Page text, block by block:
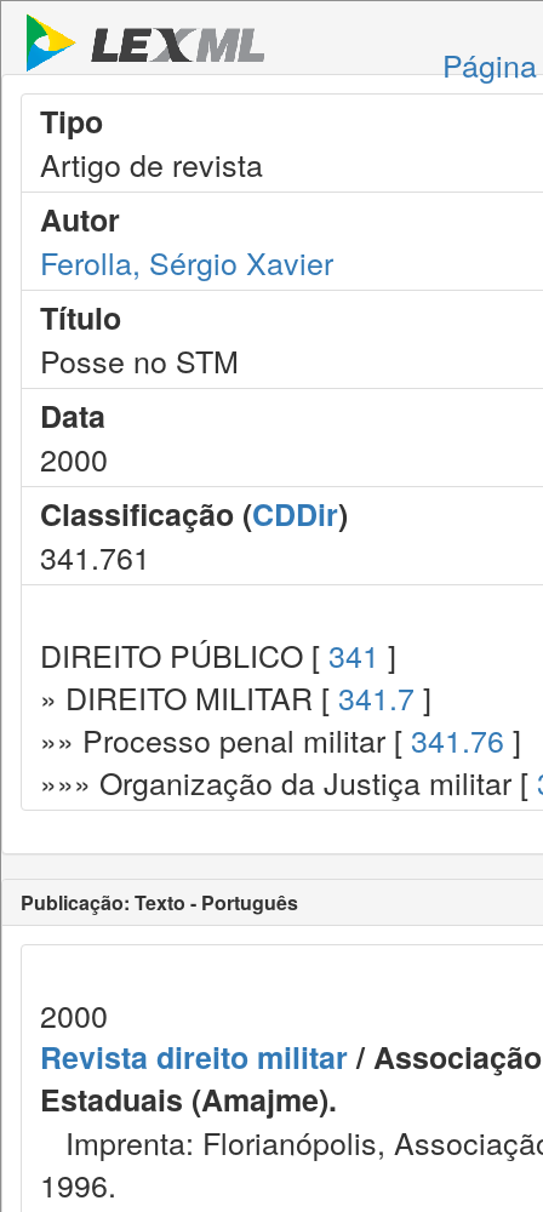
Tipo
Artigo de revista
Autor
Ferolla, Sérgio Xavier
Título
Posse no STM
Data
2000
Classificação (CDDir)
341.761
DIREITO PÚBLICO [ 341 ]
» DIREITO MILITAR [ 341.7 ]
»» Processo penal militar [ 341.76 ]
»»» Organização da Justiça militar [
Publicação: Texto - Português
2000
Revista direito militar/
Estaduais (Amajme).
Imprenta: Florianópolis,
1996.